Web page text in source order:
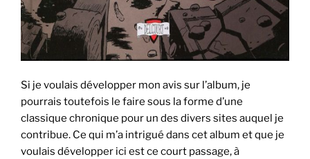
Si je voulais développer mon avis sur l’album, je
pourrais toutefois le faire sous la forme d’une
classique chronique pour un des divers sites auquel je
contribue. Ce qui m’a intrigué dans cet album et que je
voulais développer ici est ce court passage, à